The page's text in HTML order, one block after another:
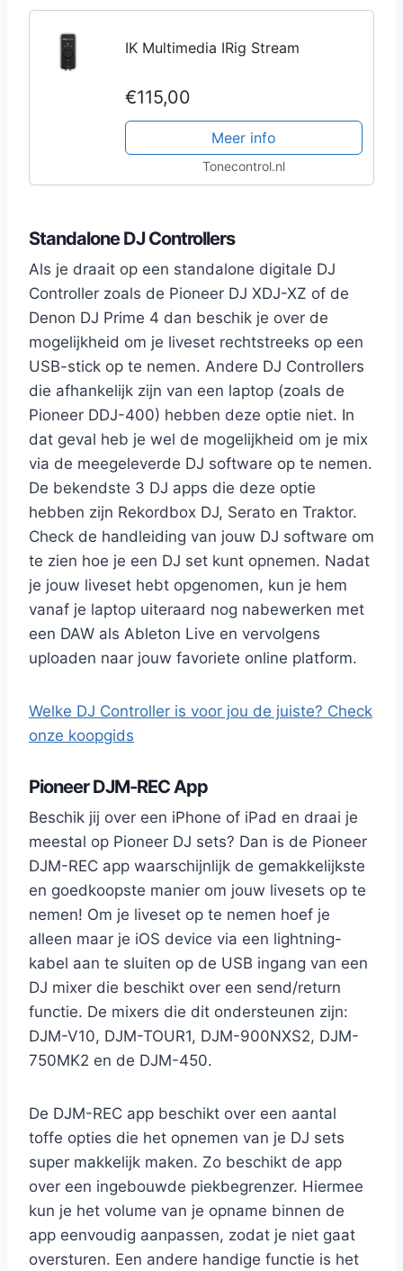
IK Multimedia IRig Stream
€115,00
Meer info
Tonecontrol.nl
Standalone DJ Controllers
Als je draait op een standalone digitale DJ
Controller zoals de Pioneer DJ XDJ-XZ of de
Denon DJ Prime 4 dan beschik je over de
mogelijkheid om je liveset rechtstreeks op een
USB-stick op te nemen. Andere DJ Controllers
die afhankelijk zijn van een laptop (zoals de
Pioneer DDJ-400) hebben deze optie niet. In
dat geval heb je wel de mogelijkheid om je mix
via de meegeleverde DJ software op te nemen.
De bekendste 3 DJ apps die deze optie
hebben zijn Rekordbox DJ, Serato en Traktor.
Check de handleiding van jouw DJ software om
te zien hoe je een DJ set kunt opnemen. Nadat
je jouw liveset hebt opgenomen, kun je hem
vanaf je laptop uiteraard nog nabewerken met
een DAW als Ableton Live en vervolgens
uploaden naar jouw favoriete online platform.
Welke DJ Controller is voor jou de juiste? Check
onze koopgids
Pioneer DJM-REC App
Beschik jij over een iPhone of iPad en draai je
meestal op Pioneer DJ sets? Dan is de Pioneer
DJM-REC app waarschijnlijk de gemakkelijkste
en goedkoopste manier om jouw livesets op te
nemen! Om je liveset op te nemen hoef je
alleen maar je iOS device via een lightning-
kabel aan te sluiten op de USB ingang van een
DJ mixer die beschikt over een send/return
functie. De mixers die dit ondersteunen zijn:
DJM-V10, DJM-TOUR1, DJM-900NXS2, DJM-
750MK2 en de DJM-450.
De DJM-REC app beschikt over een aantal
toffe opties die het opnemen van je DJ sets
super makkelijk maken. Zo beschikt de app
over een ingebouwde piekbegrenzer. Hiermee
kun je het volume van je opname binnen de
app eenvoudig aanpassen, zodat je niet gaat
oversturen. Een andere handige functie is het